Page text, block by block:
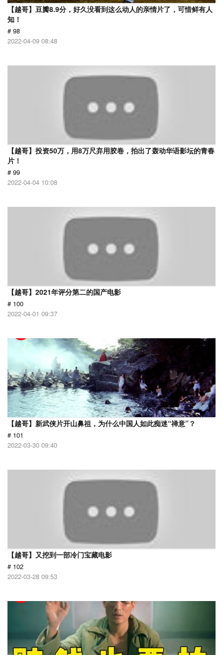
【越哥】豆瓣8.9分，好久没看到这么动人的亲情片了，可惜鲜有人
知！
# 98
2022-04-09 08:48
【越哥】投资50万，用8万尺弃用胶卷，拍出了轰动华语影坛的青春
片！
# 99
2022-04-04 10:08
【越哥】2021年评分第二的国产电影
# 100
2022-04-01 09:37
【越哥】新武侠片开山鼻祖，为什么中国人如此痴迷“禅意”？
# 101
2022-03-30 09:40
【越哥】又挖到一部冷门宝藏电影
# 102
2022-03-28 09:53